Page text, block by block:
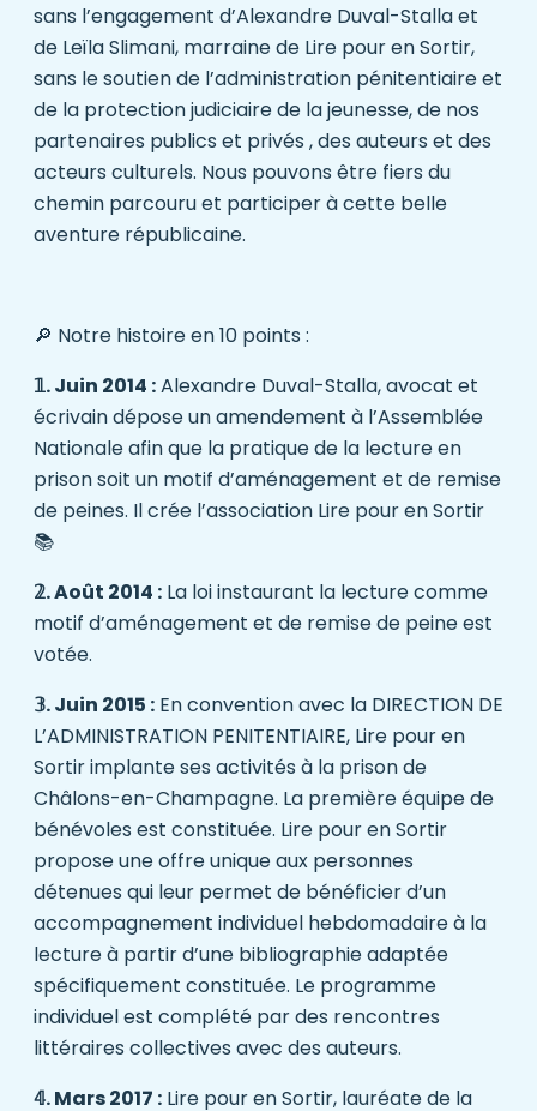
sans l’engagement d’Alexandre Duval-Stalla et
de Leïla Slimani, marraine de Lire pour en Sortir,
sans le soutien de l’administration pénitentiaire et
de la protection judiciaire de la jeunesse, de nos
partenaires publics et privés , des auteurs et des
acteurs culturels. Nous pouvons être fiers du
chemin parcouru et participer à cette belle
aventure républicaine.
🔎 Notre histoire en 10 points :
𝟙. Juin 2014 :Alexandre Duval-Stalla, avocat et
écrivain dépose un amendement à l’Assemblée
Nationale afin que la pratique de la lecture en
prison soit un motif d’aménagement et de remise
de peines. Il crée l’association Lire pour en Sortir
📚
𝟚. Août 2014 : La loi instaurant la lecture comme
motif d’aménagement et de remise de peine est
votée.
𝟛. Juin 2015 : En convention avec la DIRECTION DE
L’ADMINISTRATION PENITENTIAIRE, Lire pour en
Sortir implante ses activités à la prison de
Châlons-en-Champagne. La première équipe de
bénévoles est constituée. Lire pour en Sortir
propose une offre unique aux personnes
détenues qui leur permet de bénéficier d’un
accompagnement individuel hebdomadaire à la
lecture à partir d’une bibliographie adaptée
spécifiquement constituée. Le programme
individuel est complété par des rencontres
littéraires collectives avec des auteurs.
𝟜. Mars 2017 : Lire pour en Sortir, lauréate de la